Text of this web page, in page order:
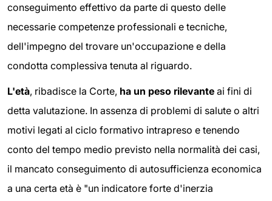
conseguimento effettivo da parte di questo delle
necessarie competenze professionali e tecniche,
dell'impegno del trovare un'occupazione e della
condotta complessiva tenuta al riguardo.
L'età, ribadisce la Corte, ha un peso rilevante ai fini di
detta valutazione. In assenza di problemi di salute o altri
motivi legati al ciclo formativo intrapreso e tenendo
conto del tempo medio previsto nella normalità dei casi,
il mancato conseguimento di autosufficienza economica
a una certa età è "un indicatore forte d'inerzia